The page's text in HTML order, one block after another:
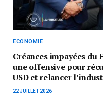
ECONOMIE
Créances impayées du
une offensive pour
USD et relancer
22 JUILLET 2026